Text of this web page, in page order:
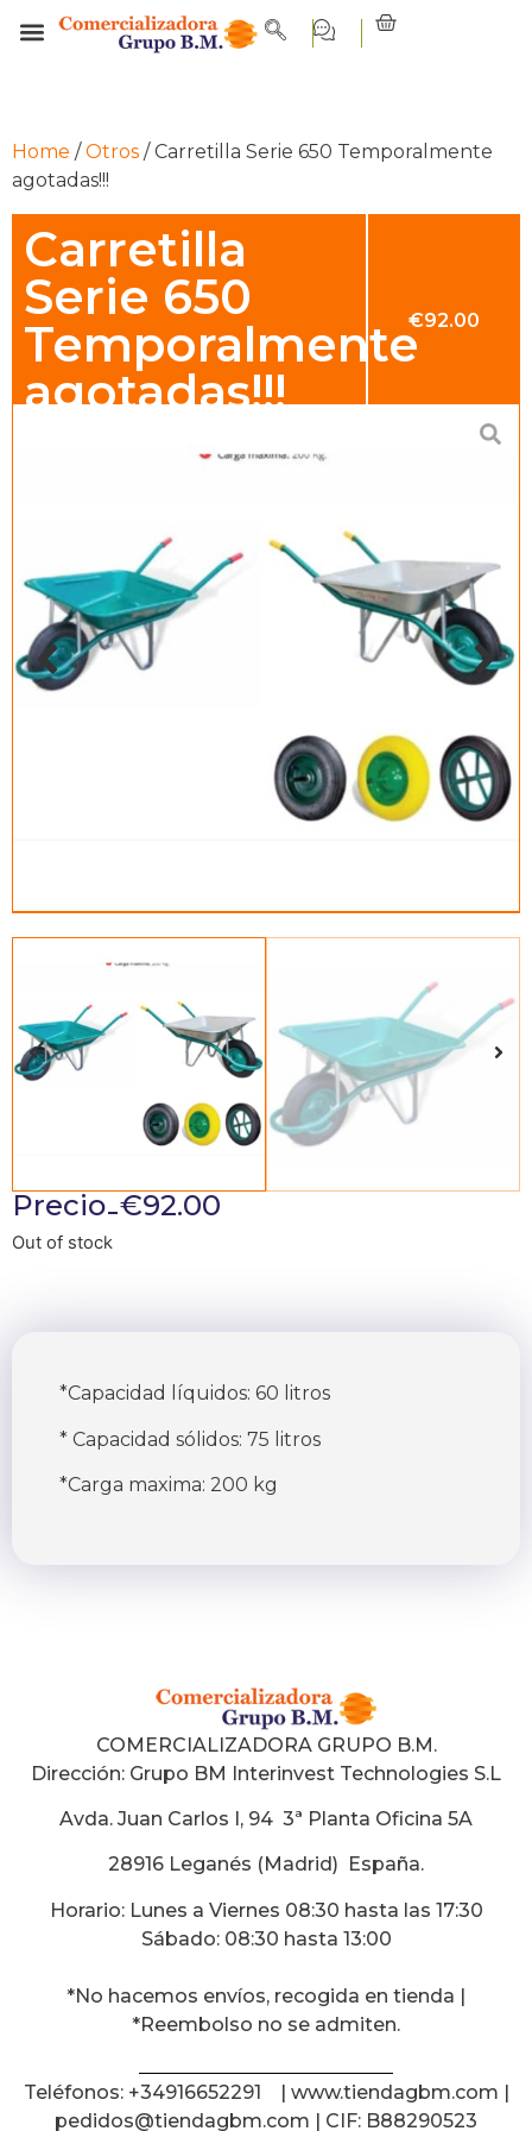
Home /Otros / Carretilla Serie 650 Temporalmente
agotadas!!!
Carretilla
Serie 650
Temporalmente
agotadas!!!
€92.00
Precio-€92.00
Out of stock
*Capacidad líquidos: 60 litros
* Capacidad sólidos: 75 litros
*Carga maxima: 200 kg
COMERCIALIZADORA GRUPO B.M.
Dirección: Grupo BM Interinvest Technologies S.L
Avda. Juan Carlos I, 94 3ª Planta Oficina 5A
28916 Leganés (Madrid) España.
Horario: Lunes a Viernes 08:30 hasta las 17:30
Sábado: 08:30 hasta 13:00
*No hacemos envíos, recogida en tienda |
*Reembolso no se admiten.
Teléfonos: +34916652291 | www.tiendagbm.com |
pedidos@tiendagbm.com | CIF: B88290523